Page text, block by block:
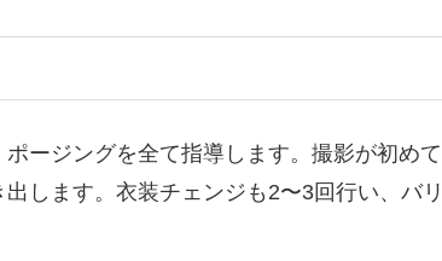
ージングを全て指導します。撮影が初め
します。衣装チェンジも2〜3回行い、バ